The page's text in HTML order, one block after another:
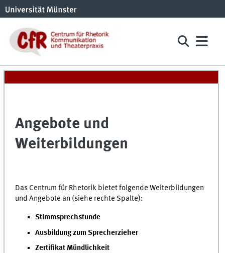
Angebote und
Weiterbildungen
Das Centrum für Rhetorik bietet folgende Weiterbildungen
und Angebote an (siehe rechte Spalte):
Stimmsprechstunde
Ausbildung zum Sprecherzieher
Zertifikat Mündlichkeit